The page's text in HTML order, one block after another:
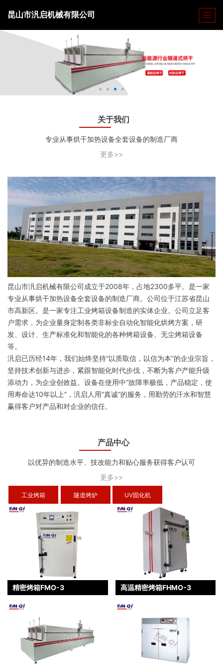
昆山市汎启机械有限公司
关于我们
专业从事烘干加热设备全套设备的制造厂商
更多>>
昆山市汎启机械有限公司成立于2008年，占地2300多平。是一家
专业从事烘干加热设备全套设备的制造厂商。公司位于江苏省昆山
市高新区。 是一家专注工业烤箱设备制造的实体企业。公司立足客
户需求，为企业量身定制各类非标全自动化智能化烘烤方案，研
发、设计、生产标准化和智能化的各种烤箱设备、无尘烤箱设备
等。
汎启已历经14年，我们始终坚持“以质取信，以信为本”的企业宗旨，
坚持技术创新与进步，紧跟智能化时代步伐，不断为客户产能升级
添动力，为企业创效益。设备在使用中“故障率极低，产品稳定，使
用寿命达10年以上”，汎启人用“真诚”的服务，用勤劳的汗水和智慧
赢得客户对产品和对企业的信任。
产品中心
以优异的制造水平、技改能力和贴心服务获得客户认可
更多>>
工业烤箱 隧道烤炉 UV固化机
精密烤箱FMO-3 高温精密烤箱FHMO-3